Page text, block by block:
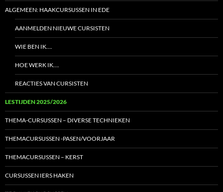
ALGEMEEN: HAAKCURSUSSEN IN EDE
AANMELDEN NIEUWE CURSISTEN
WIE BEN IK….
HOE WERK IK….
REACTIES VAN CURSISTEN
LESTIJDEN 2025/2026
THEMA-CURSUSSEN – DIVERSE TECHNIEKEN
THEMACURSUSSEN -PASEN/VOORJAAR
THEMACURSUSSEN – KERST
CURSUSSEN IERS HAKEN